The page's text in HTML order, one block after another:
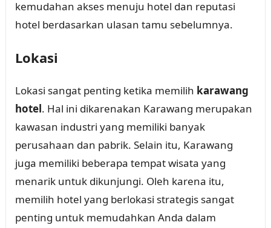
kemudahan akses menuju hotel dan reputasi
hotel berdasarkan ulasan tamu sebelumnya.
Lokasi
Lokasi sangat penting ketika memilih karawang
hotel. Hal ini dikarenakan Karawang merupakan
kawasan industri yang memiliki banyak
perusahaan dan pabrik. Selain itu, Karawang
juga memiliki beberapa tempat wisata yang
menarik untuk dikunjungi. Oleh karena itu,
memilih hotel yang berlokasi strategis sangat
penting untuk memudahkan Anda dalam